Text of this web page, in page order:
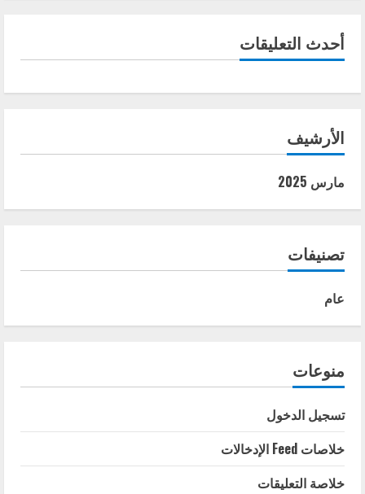
أحدث التعليقات
الأرشيف
مارس 2025
تصنيفات
عام
منوعات
تسجيل الدخول
خلاصات Feed الإدخالات
خلاصة التعليقات